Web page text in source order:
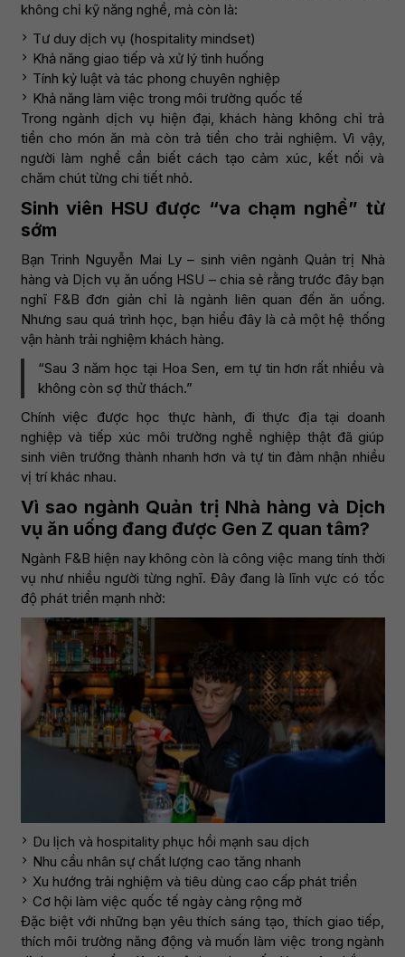
không chỉ kỹ năng nghề, mà còn là:
Tư duy dịch vụ (hospitality mindset)
Khả năng giao tiếp và xử lý tình huống
Tính kỷ luật và tác phong chuyên nghiệp
Khả năng làm việc trong môi trường quốc tế
Trong ngành dịch vụ hiện đại, khách hàng không chỉ trả
tiền cho món ăn mà còn trả tiền cho trải nghiệm. Vì vậy,
người làm nghề cần biết cách tạo cảm xúc, kết nối và
chăm chút từng chi tiết nhỏ.
Sinh viên HSU được “va chạm nghề” từ
sớm
Bạn Trinh Nguyễn Mai Ly – sinh viên ngành Quản trị Nhà
hàng và Dịch vụ ăn uống HSU – chia sẻ rằng trước đây bạn
nghĩ F&B đơn giản chỉ là ngành liên quan đến ăn uống.
Nhưng sau quá trình học, bạn hiểu đây là cả một hệ thống
vận hành trải nghiệm khách hàng.
“Sau 3 năm học tại Hoa Sen, em tự tin hơn rất nhiều và
không còn sợ thử thách.”
Chính việc được học thực hành, đi thực địa tại doanh
nghiệp và tiếp xúc môi trường nghề nghiệp thật đã giúp
sinh viên trưởng thành nhanh hơn và tự tin đảm nhận nhiều
vị trí khác nhau.
Vì sao ngành Quản trị Nhà hàng và Dịch
vụ ăn uống đang được Gen Z quan tâm?
Ngành F&B hiện nay không còn là công việc mang tính thời
vụ như nhiều người từng nghĩ. Đây đang là lĩnh vực có tốc
độ phát triển mạnh nhờ:
Du lịch và hospitality phục hồi mạnh sau dịch
Nhu cầu nhân sự chất lượng cao tăng nhanh
Xu hướng trải nghiệm và tiêu dùng cao cấp phát triển
Cơ hội làm việc quốc tế ngày càng rộng mở
Đặc biệt với những bạn yêu thích sáng tạo, thích giao tiếp,
thích môi trường năng động và muốn làm việc trong ngành